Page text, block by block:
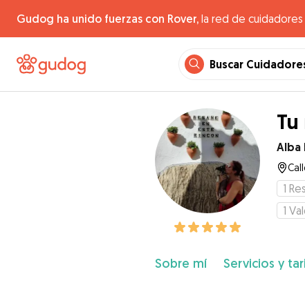
Gudog ha unido fuerzas con Rover, la red de
Buscar
Alba
1
1
Sobre mí Servicios y